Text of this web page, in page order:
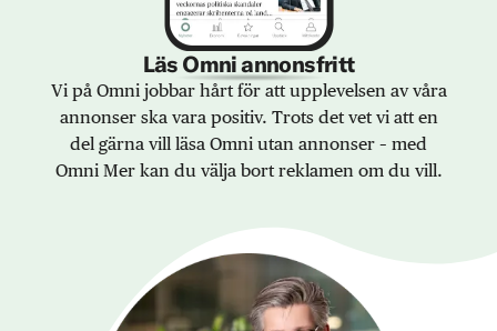
Läs Omni annonsfritt
Vi på Omni jobbar hårt för att upplevelsen av våra
annonser ska vara positiv. Trots det vet vi att en
del gärna vill läsa Omni utan annonser – med
Omni Mer kan du välja bort reklamen om du vill.